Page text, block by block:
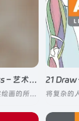
Anatomy Master Class – 艺术人体解剖学 21 Draw